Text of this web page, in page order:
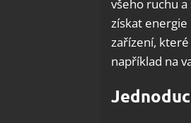
všeho ruchu
získat
zařízení,
například na